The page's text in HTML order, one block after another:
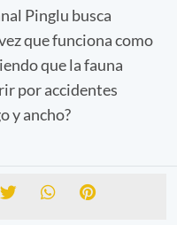
Pinglu busca
que funciona como
que la fauna
por accidentes
y ancho?